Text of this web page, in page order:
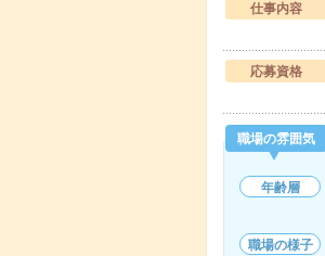
仕事内容
応募資格
職場の雰囲気
年齢層
職場の様子